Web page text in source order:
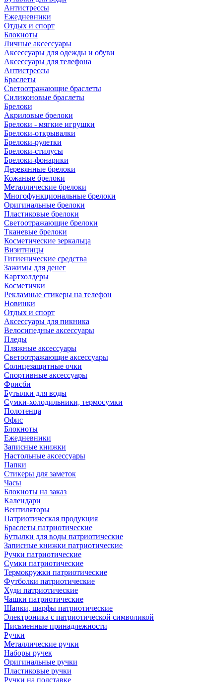
Антистрессы
Ежедневники
Отдых и спорт
Блокноты
Личные аксессуары
Аксессуары для одежды и обуви
Аксессуары для телефона
Антистрессы
Браслеты
Светоотражающие браслеты
Силиконовые браслеты
Брелоки
Акриловые брелоки
Брелоки - мягкие игрушки
Брелоки-открывалки
Брелоки-рулетки
Брелоки-стилусы
Брелоки-фонарики
Деревянные брелоки
Кожаные брелоки
Металлические брелоки
Многофункциональные брелоки
Оригинальные брелоки
Пластиковые брелоки
Светоотражающие брелоки
Тканевые брелоки
Косметические зеркальца
Визитницы
Гигиенические средства
Зажимы для денег
Картхолдеры
Косметички
Рекламные стикеры на телефон
Новинки
Отдых и спорт
Аксессуары для пикника
Велосипедные аксессуары
Пледы
Пляжные аксессуары
Светоотражающие аксессуары
Солнцезащитные очки
Спортивные аксессуары
Фрисби
Бутылки для воды
Сумки-холодильники, термосумки
Полотенца
Офис
Блокноты
Ежедневники
Записные книжки
Настольные аксессуары
Папки
Стикеры для заметок
Часы
Блокноты на заказ
Календари
Вентиляторы
Патриотическая продукция
Браслеты патриотические
Бутылки для воды патриотические
Записные книжки патриотические
Ручки патриотические
Сумки патриотические
Термокружки патриотические
Футболки патриотические
Худи патриотические
Чашки патриотические
Шапки, шарфы патриотические
Электроника с патриотической символикой
Письменные принадлежности
Ручки
Металлические ручки
Наборы ручек
Оригинальные ручки
Пластиковые ручки
Ручки на подставке